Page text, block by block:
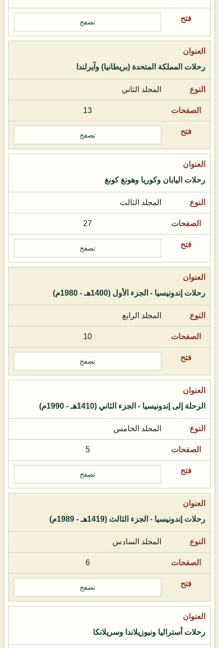
تصفح
رحلات المملكة المتحدة (بريطانيا) وآيرلندا
المجلد الثاني
13
تصفح
رحلات اليابان وكوريا وهونغ كونغ
المجلد الثالث
27
تصفح
رحلات إندونيسيا - الجزء الأول (1400هـ - 1980م)
المجلد الرابع
10
تصفح
الرحلة إلى إندونيسيا - الجزء الثاني (1410هـ - 1990م)
المجلد الخامس
5
تصفح
رحلات إندونيسيا - الجزء الثالث (1419هـ - 1989م)
المجلد السادس
6
تصفح
رحلات أستراليا ونيوزيلاندا وسريلانكا